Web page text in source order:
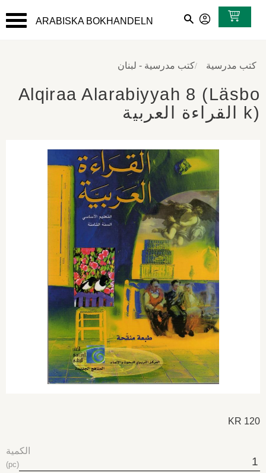
القائمة
ARABISKA BOKHANDELN
كتب مدرسية كتب مدرسية - لبنان
Alqiraa Alarabiyyah 8 (Läsbo
k) القراءة العربية
120
الكمية
pc